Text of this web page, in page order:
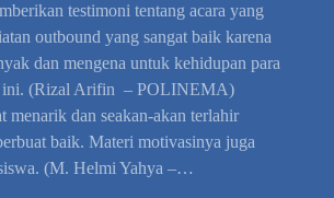
testimoni tentang acara yang
outbound yang sangat baik karena
dan mengena untuk kehidupan para
ini. (Rizal Arifin – POLINEMA)
menarik dan seakan-akan terlahir
baik. Materi motivasinya juga
(M. Helmi Yahya –…